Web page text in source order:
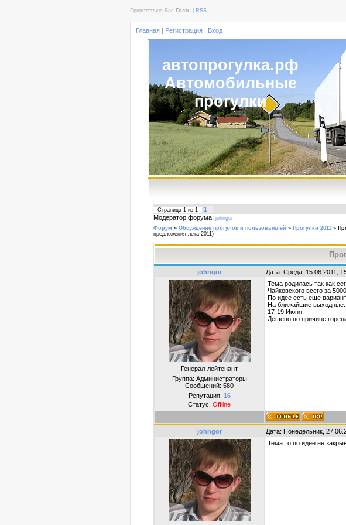
Приветствую Вас Гость RSS
Главная | Регистрация | Вход
автопрогулка.рф
Автомобильные
прогулки
Страница 1 из 1 1
Модератор форума: johngor
Форум » Обсуждение прогулок и пользователей » Прогулки 2011 »
предложения лета 2011)
johngor Дата: Среда, 15.06.2011,
Генерал-лейтенант
Группа: Администраторы
Сообщений: 580
Репутация: 16
Статус: Offline
Тема родилась так как
Чайковского всего за
По идее есть еще
На ближайшие выходные.
17-19 Июня.
Дешево по причине
johngor Дата: Понедельник,
Тема то по идее не